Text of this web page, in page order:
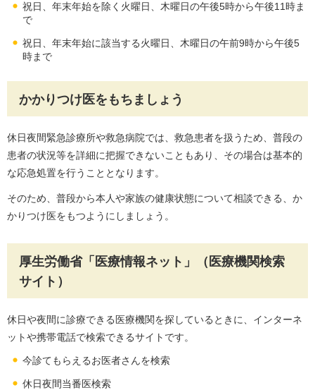
祝日、年末年始を除く火曜日、木曜日の午後5時から午後11時ま
で
祝日、年末年始に該当する火曜日、木曜日の午前9時から午後5
時まで
かかりつけ医をもちましょう
休日夜間緊急診療所や救急病院では、救急患者を扱うため、普段の
患者の状況等を詳細に把握できないこともあり、その場合は基本的
な応急処置を行うこととなります。
そのため、普段から本人や家族の健康状態について相談できる、か
かりつけ医をもつようにしましょう。
厚生労働省「医療情報ネット」（医療機関検索
サイト）
休日や夜間に診療できる医療機関を探しているときに、インターネ
ットや携帯電話で検索できるサイトです。
今診てもらえるお医者さんを検索
休日夜間当番医検索